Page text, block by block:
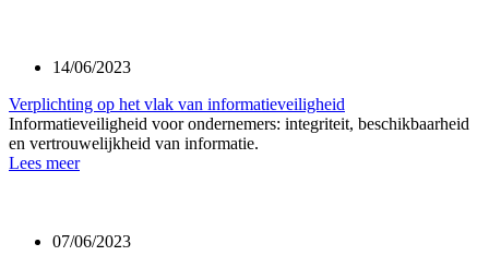
14/06/2023
Verplichting op het vlak van informatieveiligheid
Informatieveiligheid voor ondernemers: integriteit, beschikbaarheid
en vertrouwelijkheid van informatie.
Lees meer
07/06/2023